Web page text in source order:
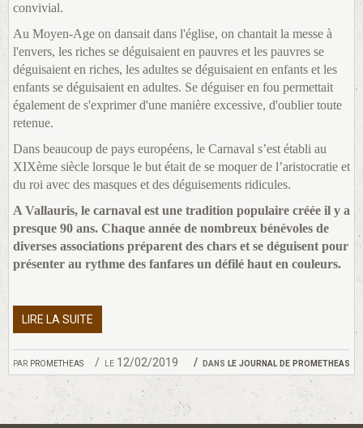
par prometheas le 12/02/2019 dans le journal de prometheas
convivial.
Au Moyen-Age on dansait dans l'église, on chantait la messe à
l'envers, les riches se déguisaient en pauvres et les pauvres se
déguisaient en riches, les adultes se déguisaient en enfants et les
enfants se déguisaient en adultes. Se déguiser en fou permettait
également de s'exprimer d'une manière excessive, d'oublier toute
retenue.
Dans beaucoup de pays européens, le Carnaval s’est établi au
XIXème siècle lorsque le but était de se moquer de l’aristocratie et
du roi avec des masques et des déguisements ridicules.
A Vallauris, le carnaval est une tradition populaire créée il y a
presque 90 ans. Chaque année de nombreux bénévoles de
diverses associations préparent des chars et se déguisent pour
présenter au rythme des fanfares un défilé haut en couleurs.
LIRE LA SUITE